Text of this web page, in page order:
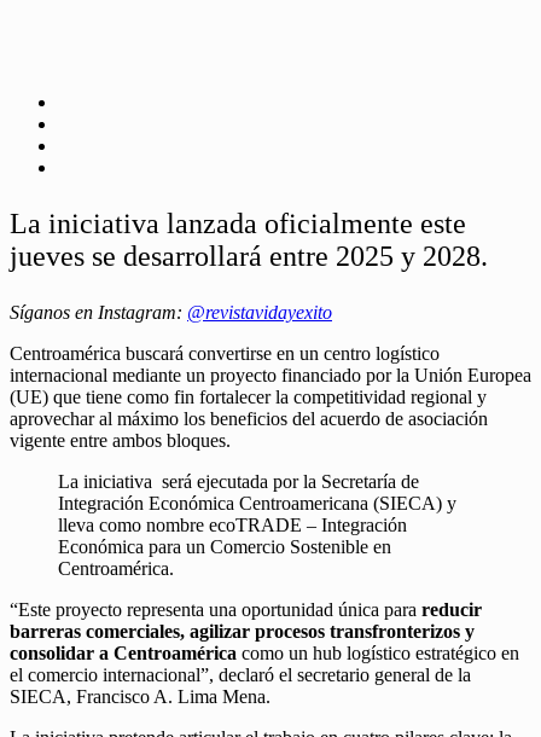
La iniciativa lanzada oficialmente este
jueves se desarrollará entre 2025 y 2028.
Síganos en Instagram: @revistavidayexito
Centroamérica buscará convertirse en un centro logístico
internacional mediante un proyecto financiado por la Unión Europea
(UE) que tiene como fin fortalecer la competitividad regional y
aprovechar al máximo los beneficios del acuerdo de asociación
vigente entre ambos bloques.
La iniciativa será ejecutada por la Secretaría de
Integración Económica Centroamericana (SIECA) y
lleva como nombre ecoTRADE – Integración
Económica para un Comercio Sostenible en
Centroamérica.
“Este proyecto representa una oportunidad única para reducir
barreras comerciales, agilizar procesos transfronterizos y
consolidar a Centroamérica como un hub logístico estratégico en
el comercio internacional”, declaró el secretario general de la
SIECA, Francisco A. Lima Mena.